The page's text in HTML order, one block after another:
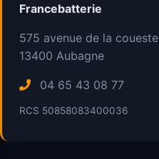
Francebatterie
575 avenue de la coueste
13400 Aubagne
04 65 43 08 77
RCS 50858083400036